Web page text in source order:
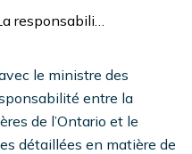
et la mobilisation des intervenants
le ministre des
entre la
de l’Ontario et le
détaillées en matière de